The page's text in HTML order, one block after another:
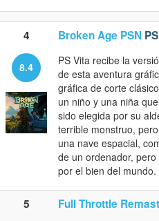
4 Broken Age PSN
8.4
PS Vita recibe la
de esta aventura
gráfica de corte
un niño y una niña
sido elegida por su
terrible monstruo,
una nave espacial,
de un ordenador,
por el bien del mundo.
5 Full Throttle